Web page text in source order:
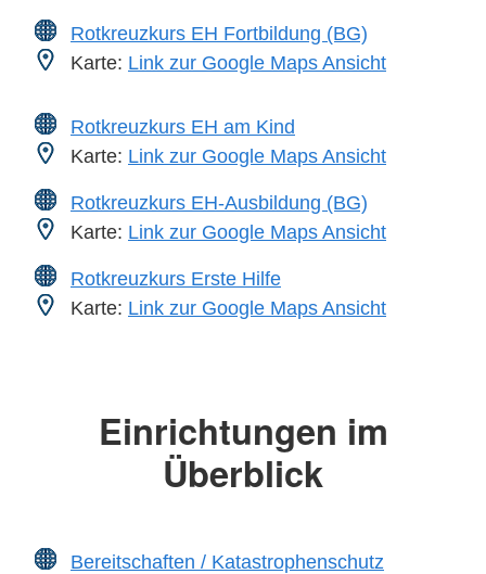
Rotkreuzkurs EH Fortbildung (BG)
Karte: Link zur Google Maps Ansicht
Rotkreuzkurs EH am Kind
Karte: Link zur Google Maps Ansicht
Rotkreuzkurs EH-Ausbildung (BG)
Karte: Link zur Google Maps Ansicht
Rotkreuzkurs Erste Hilfe
Karte: Link zur Google Maps Ansicht
Einrichtungen im
Überblick
Bereitschaften / Katastrophenschutz